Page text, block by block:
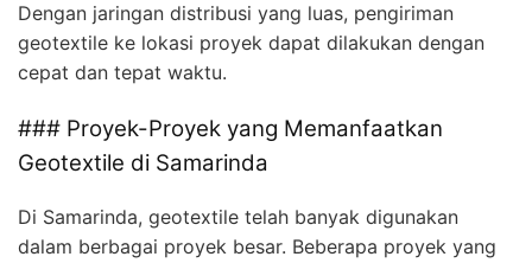
Dengan jaringan distribusi yang luas, pengiriman
geotextile ke lokasi proyek dapat dilakukan dengan
cepat dan tepat waktu.
### Proyek-Proyek yang Memanfaatkan
Geotextile di Samarinda
Di Samarinda, geotextile telah banyak digunakan
dalam berbagai proyek besar. Beberapa proyek yang